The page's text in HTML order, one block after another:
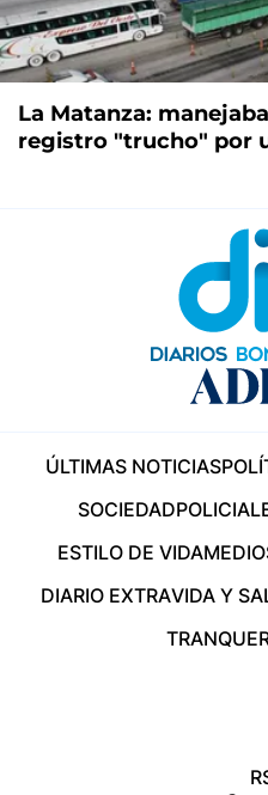
La Matanza:
registro "trucho" por
ÚLTIMAS NOTICIAS
SOCIEDAD
ESTILO DE VIDA
DIARIO EXTRAVIDA Y